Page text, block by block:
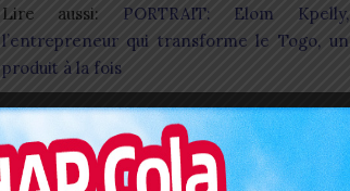
Lire aussi: PORTRAIT: Elom Kpelly,
l’entrepreneur qui transforme le Togo, un
produit à la fois
Pour faciliter l’accès aux délibérations et
éviter les déplacements inutiles, les
autorités éducatives ont mis en place un